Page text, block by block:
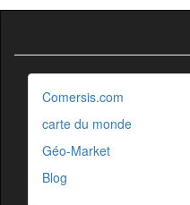
Comersis.com
carte du monde
Géo-Market
Blog